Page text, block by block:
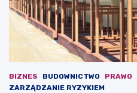
BIZNES BUDOWNICTWO PRAWO
ZARZĄDZANIE RYZYKIEM